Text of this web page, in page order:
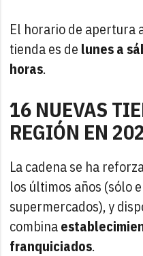
El horario de apertura
tienda es de lunes a
horas.
16 NUEVAS
REGIÓN EN
La cadena se ha
los últimos años (sólo
supermercados), y
combina
franquiciados.